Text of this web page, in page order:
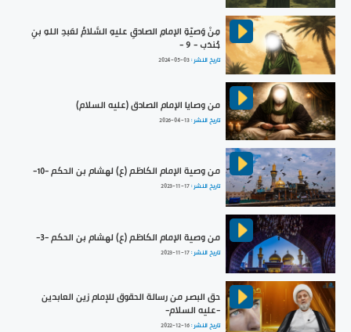
مِنْ وَصيّةِ الإمامِ الصادقِ عليهِ السَّلامُ لعَبدِ اللهِ بنِ
جُندَب - 9 -
تاريخ النشر :2024-05-03
من وصايا الإمام الصادق (عليه السلام)
تاريخ النشر :2026-04-13
من وصية الإمام الكاظم (ع) لهشام بن الحكم -10-
تاريخ النشر :2023-11-17
من وصية الإمام الكاظم (ع) لهشام بن الحكم -3-
تاريخ النشر :2023-11-17
حق البصر من رسالة الحقوق للإمام زين العابدين
-عليه السلام-
تاريخ النشر :2022-12-16